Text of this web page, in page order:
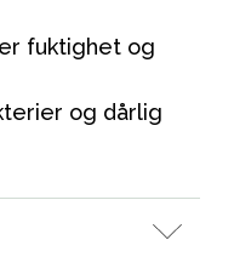
fuktighet og
og dårlig